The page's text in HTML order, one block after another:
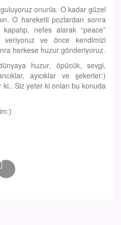
onunla. O kadar güzel
O hareketli pozlardan sonra
kapatıp, nefes alarak “peace”
veriyoruz ve önce kendimizi
herkese huzur gönderiyoruz.
huzur, öpücük, sevgi,
ayıcıklar ve şekerler:)
Siz yeter ki onları bu konuda